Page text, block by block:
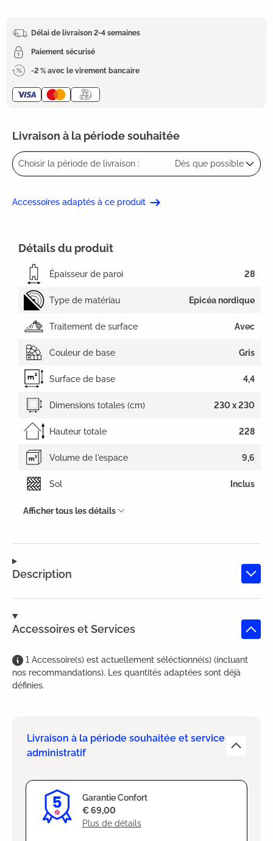
Délai de livraison 2-4 semaines
Paiement sécurisé
-2 % avec le virement bancaire
Livraison à la période souhaitée
Choisir la période de livraison : Dès que possible
Accessoires adaptés à ce produit
Description
Accessoires et Services
1 Accessoire(s) est actuellement séléctionné(s) (incluant
nos recommandations). Les quantités adaptées sont déjà
définies.
Livraison à la période souhaitée et service
administratif
Garantie Confort
Plus de détails
€ 69,00
Détails du produit
Épaisseur de paroi 28
Type de matériau Epicéa nordique
Traitement de surface Avec
Couleur de base Gris
Surface de base 4,4
Dimensions totales (cm) 230 x 230
Hauteur totale 228
Volume de l'espace 9,6
Sol Inclus
Afficher tous les détails